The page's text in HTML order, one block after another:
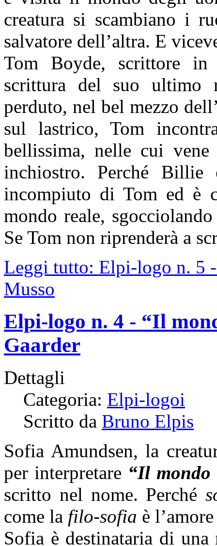
creatura si scambiano i
salvatore dell’altra. E
Tom Boyde, scrittore
scrittura del suo ultimo
perduto, nel bel mezzo
sul lastrico, Tom
bellissima, nelle cui
inchiostro. Perché Billie
incompiuto di Tom ed è
mondo reale,
Se Tom non riprenderà a
Leggi tutto: Elpi-logo n. 5
Musso
Elpi-logo n. 4 - “Il
Gaarder
Dettagli
Categoria: Elpi-logoi
Scritto da Bruno Elpis
Sofia Amundsen, la
per interpretare “Il
scritto nel nome. Perché
come la filo-sofia è
Sofia è destinataria di una